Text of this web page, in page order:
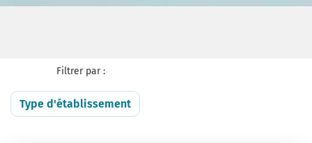
Filtrer par :
Type d'établissement